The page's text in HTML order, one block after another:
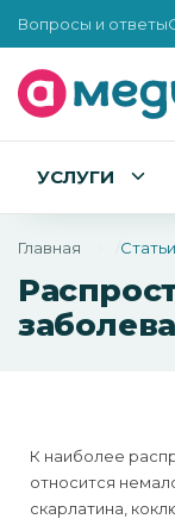
Вопросы и ответы
УСЛУГИ
Главная Статьи
К наиболее
относится
скарлатина,